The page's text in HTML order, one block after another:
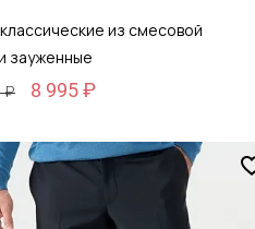
из смесовой
зауженные
₽
8 995 ₽
/ 48